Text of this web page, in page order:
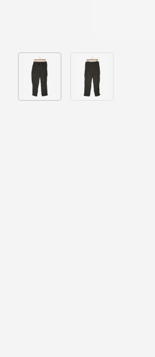
Bild 1 in Galerieansicht laden